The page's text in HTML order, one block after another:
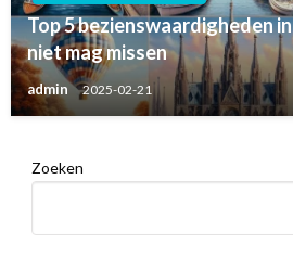
Top 5 bezienswaardigheden
niet mag missen
admin 2025-02-21
Zoeken